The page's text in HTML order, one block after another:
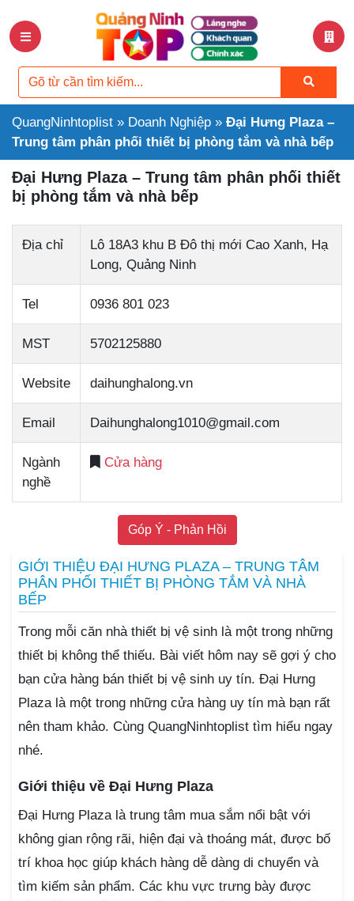
QuangNinhtoplist » Doanh Nghiệp » Đại Hưng Plaza –
Trung tâm phân phối thiết bị phòng tắm và nhà bếp
Đại Hưng Plaza – Trung tâm phân phối thiết
bị phòng tắm và nhà bếp
Địa chỉ
Lô 18A3 khu B Đô thị mới Cao Xanh, Hạ
Long, Quảng Ninh
Tel 0936 801 023
MST 5702125880
Website daihunghalong.vn
Email Daihunghalong1010@gmail.com
Ngành
nghề
Cửa hàng
Góp Ý - Phản Hồi
GIỚI THIỆU ĐẠI HƯNG PLAZA – TRUNG TÂM
PHÂN PHỐI THIẾT BỊ PHÒNG TẮM VÀ NHÀ
BẾP
Trong mỗi căn nhà thiết bị vệ sinh là một trong những
thiết bị không thể thiếu. Bài viết hôm nay sẽ gợi ý cho
bạn cửa hàng bán thiết bị vệ sinh uy tín. Đại Hưng
Plaza là một trong những cửa hàng uy tín mà bạn rất
nên tham khảo. Cùng QuangNinhtoplist tìm hiểu ngay
nhé.
Giới thiệu về Đại Hưng Plaza
Đại Hưng Plaza là trung tâm mua sắm nổi bật với
không gian rộng rãi, hiện đại và thoáng mát, được bố
trí khoa học giúp khách hàng dễ dàng di chuyển và
tìm kiếm sản phẩm. Các khu vực trưng bày được